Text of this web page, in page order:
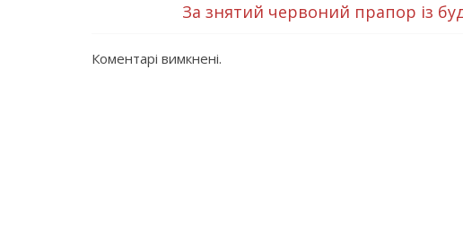
За знятий червоний прапор із
Коментарі вимкнені.